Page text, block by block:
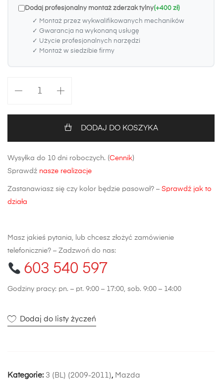
Dodaj profesjonalny montaż zderzak tylny(+400 zł)
✓ Montaż przez wykwalifikowanych mechaników
✓ Gwarancja na wykonaną usługę
✓ Użycie profesjonalnych narzędzi
✓ Montaż w siedzibie firmy
Hatchback
DODAJ DO KOSZYKA
Wysyłka do 10 dni roboczych. (Cennik)
Sprawdź nasze realizacje
Zastanawiasz się czy kolor będzie pasował? – Sprawdź jak to
działa
Masz jakieś pytania, lub chcesz złożyć zamówienie
telefonicznie? – Zadzwoń do nas:
603 540 597
Godziny pracy: pn. – pt. 9:00 – 17:00, sob. 9:00 – 14:00
Dodaj do listy życzeń
Kategorie: 3 (BL) (2009-2011), Mazda